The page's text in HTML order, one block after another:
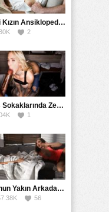
Grup, Hikayeler,
,Russian,
Liseli Kızın Ansiklopedisini Kitap Gibi Tane Tane Okudu
2
Paris Sokaklarında Zenci Yarağını Gırtlağına Kadar İndirdi
1
Oğlunun Yakın Arkadaşına Yorgan Altından Sulanan Milf
56